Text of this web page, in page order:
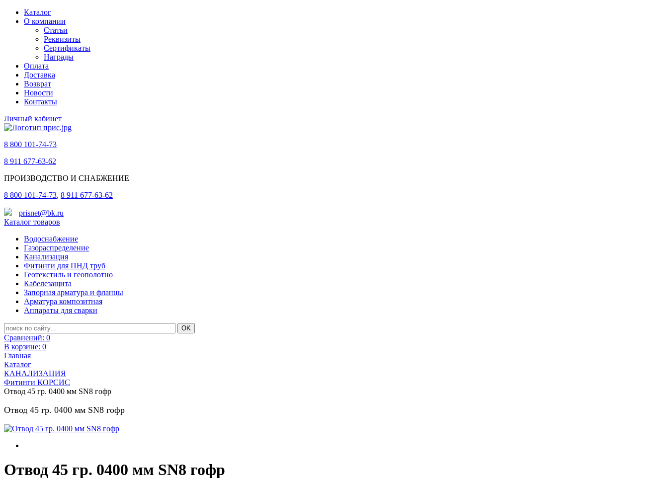
Каталог
О компании
Статьи
Реквизиты
Сертификаты
Награды
Оплата
Доставка
Возврат
Новости
Контакты
Личный кабинет
8 800 101-74-73
8 911 677-63-62
ПРОИЗВОДСТВО И СНАБЖЕНИЕ
8 800 101-74-73, 8 911 677-63-62
prisnet@bk.ru
Каталог товаров
Водоснабжение
Газораспределение
Канализация
Фитинги для ПНД труб
Геотекстиль и геополотно
Кабелезащита
Запорная арматура и фланцы
Арматура композитная
Аппараты для сварки
Сравнений: 0
В корзине: 0
Главная
Каталог
КАНАЛИЗАЦИЯ
Фитинги КОРСИС
Отвод 45 гр. 0400 мм SN8 гофр
Отвод 45 гр. 0400 мм SN8 гофр
Отвод 45 гр. 0400 мм SN8 гофр